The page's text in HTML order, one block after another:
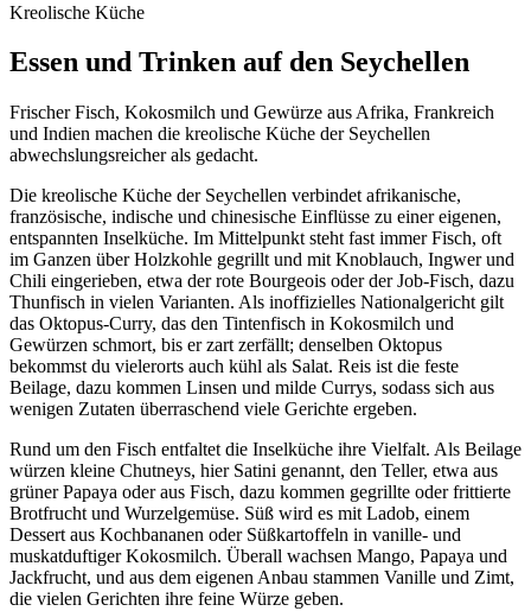
Kreolische Küche
Essen und Trinken auf den Seychellen
Frischer Fisch, Kokosmilch und Gewürze aus Afrika, Frankreich
und Indien machen die kreolische Küche der Seychellen
abwechslungsreicher als gedacht.
Die kreolische Küche der Seychellen verbindet afrikanische,
französische, indische und chinesische Einflüsse zu einer eigenen,
entspannten Inselküche. Im Mittelpunkt steht fast immer Fisch, oft
im Ganzen über Holzkohle gegrillt und mit Knoblauch, Ingwer und
Chili eingerieben, etwa der rote Bourgeois oder der Job-Fisch, dazu
Thunfisch in vielen Varianten. Als inoffizielles Nationalgericht gilt
das Oktopus-Curry, das den Tintenfisch in Kokosmilch und
Gewürzen schmort, bis er zart zerfällt; denselben Oktopus
bekommst du vielerorts auch kühl als Salat. Reis ist die feste
Beilage, dazu kommen Linsen und milde Currys, sodass sich aus
wenigen Zutaten überraschend viele Gerichte ergeben.
Rund um den Fisch entfaltet die Inselküche ihre Vielfalt. Als Beilage
würzen kleine Chutneys, hier Satini genannt, den Teller, etwa aus
grüner Papaya oder aus Fisch, dazu kommen gegrillte oder frittierte
Brotfrucht und Wurzelgemüse. Süß wird es mit Ladob, einem
Dessert aus Kochbananen oder Süßkartoffeln in vanille- und
muskatduftiger Kokosmilch. Überall wachsen Mango, Papaya und
Jackfrucht, und aus dem eigenen Anbau stammen Vanille und Zimt,
die vielen Gerichten ihre feine Würze geben.